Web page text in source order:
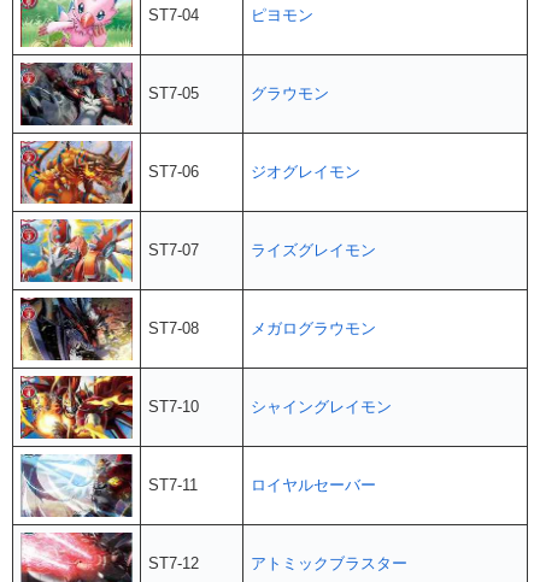
ST7-04 ピヨモン
ST7-05 グラウモン
ST7-06 ジオグレイモン
ST7-07 ライズグレイモン
ST7-08 メガログラウモン
ST7-10 シャイングレイモン
ST7-11 ロイヤルセーバー
ST7-12 アトミックブラスター